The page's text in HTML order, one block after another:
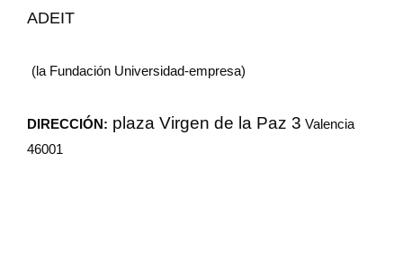
ADEIT
(la Fundación Universidad-empresa)
DIRECCIÓN: plaza Virgen de la Paz 3 Valencia
46001